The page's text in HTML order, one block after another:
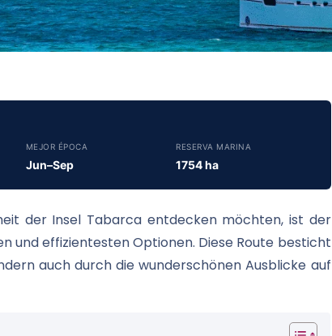
MEJOR ÉPOCA
Jun–Sep
RESERVA MARINA
1754 ha
der Insel Tabarca entdecken möchten, ist der
und effizientesten Optionen. Diese Route besticht
auch durch die wunderschönen Ausblicke auf